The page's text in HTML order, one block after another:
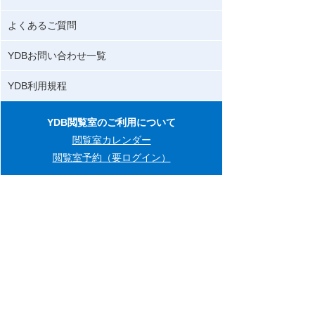
よくあるご質問
YDBお問い合わせ一覧
YDB利用規程
YDB閲覧室のご利用について
閲覧室カレンダー
閲覧室予約（要ログイン）